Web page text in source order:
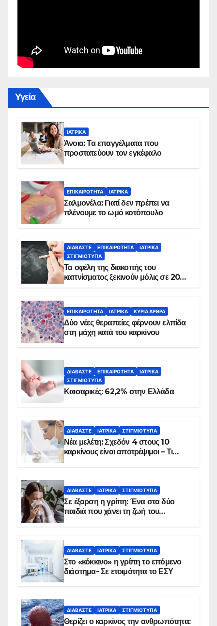
Yγεία
ΙΑΤΡΙΚΆ
Άνοια: Τα επαγγέλματα που
προστατεύουν τον εγκέφαλο
ΕΠΙΚΑΙΡΌΤΗΤΑ ΙΑΤΡΙΚΆ
Σαλμονέλα: Γιατί δεν πρέπει να
πλένουμε το ωμό κοτόπουλο
ΔΙΑΒΆΣΤΕ ΕΠΙΚΑΙΡΌΤΗΤΑ
ΙΑΤΡΙΚΆ
ΣΤΙΓΜΙΌΤΥΠΑ
Τα οφέλη της διακοπής του
καπνίσματος ξεκινούν μόλις σε 20
ΕΠΙΚΑΙΡΌΤΗΤΑ ΙΑΤΡΙΚΆ ΚΥΡΙΑ ΑΡΘΡΑ
Δύο νέες θεραπείες φέρνουν ελπίδα
στη μάχη κατά του καρκίνου
ΔΙΑΒΆΣΤΕ ΕΠΙΚΑΙΡΌΤΗΤΑ
ΙΑΤΡΙΚΆ
ΣΤΙΓΜΙΌΤΥΠΑ
Καισαρικές: 62,2% στην Ελλάδα
ΔΙΑΒΆΣΤΕ ΙΑΤΡΙΚΆ ΣΤΙΓΜΙΌΤΥΠΑ
Νέα μελέτη: Σχεδόν 4 στους 10
καρκίνους είναι αποτρέψιμοι – Τι
ΔΙΑΒΆΣΤΕ ΙΑΤΡΙΚΆ ΣΤΙΓΜΙΌΤΥΠΑ
Σε έξαρση η γρίπη: Ένα στα δύο
παιδιά που χάνει τη ζωή του
ΔΙΑΒΆΣΤΕ ΙΑΤΡΙΚΆ ΣΤΙΓΜΙΌΤΥΠΑ
Στο «κόκκινο» η γρίπη το επόμενο
διάστημα- Σε ετοιμότητα το ΕΣΥ
ΔΙΑΒΆΣΤΕ ΙΑΤΡΙΚΆ ΣΤΙΓΜΙΌΤΥΠΑ
Θερίζει ο καρκίνος την ανθρωπότητα: